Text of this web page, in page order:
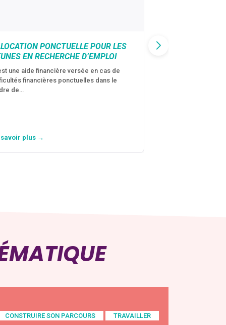
PONCTUELLE POUR LES
EN RECHERCHE D’EMPLOI
une aide financière versée en cas de
financières ponctuelles dans le
de…
savoir plus →
CONSTRUIRE SON PARCOURS TRAVAILLER